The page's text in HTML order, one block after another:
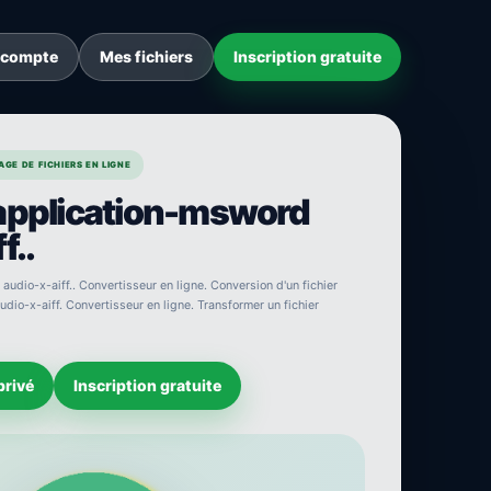
Mes fichiers Inscription gratuite
DE FICHIERS EN LIGNE
msword
x-aiff.. Convertisseur en ligne. Conversion d'un fichier
x-aiff. Convertisseur en ligne. Transformer un fichier
Inscription gratuite